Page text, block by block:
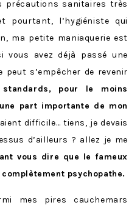
précautions sanitaires très
pourtant, l’hygiéniste qui
ma petite maniaquerie est
avez déjà passé une
peut s’empêcher de revenir
pour le moins
part importante de mon
difficile… tiens, je devais
d’ailleurs ? allez je me
vous dire que le fameux
psychopathe.
mes pires cauchemars